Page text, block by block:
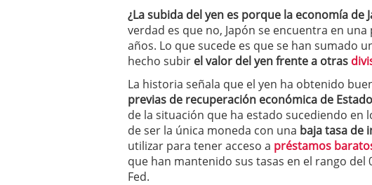
¿La subida del yen es porque la economía de
verdad es que no, Japón se encuentra en
años. Lo que sucede es que se han sumado
hecho subir el valor del yen frente a otras
La historia señala que el yen ha obtenido
previas de recuperación económica de
de la situación que ha estado sucediendo en
de ser la única moneda con una baja tasa de
utilizar para tener acceso a préstamos
que han mantenido sus tasas en el rango del
Fed.